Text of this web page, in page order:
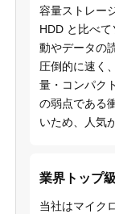
容量ストレー
HDD と比べて
動やデータの
圧倒的に速く
量・コンパク
の弱点である
いため、人気
業界トップ
当社はマイク